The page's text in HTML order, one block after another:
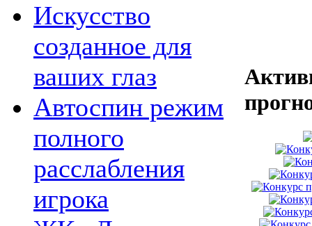
Искусство
созданное для
ваших глаз
Автоспин режим
полного
расслабления
игрока